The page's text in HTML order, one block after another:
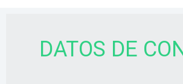
DATOS DE